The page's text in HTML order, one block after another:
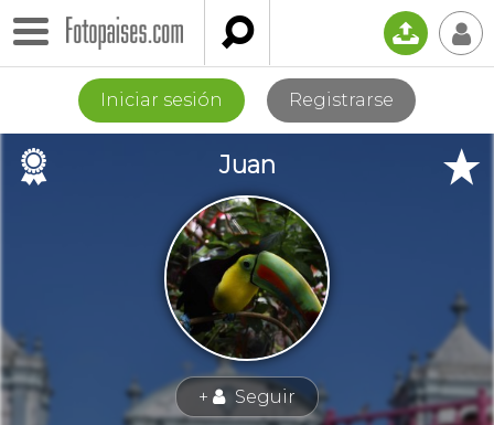
 📤 👤
Iniciar sesión Registrarse
Juan
+ 👤 Seguir
🏉 ★